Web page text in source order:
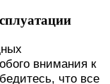
внимания к
что все